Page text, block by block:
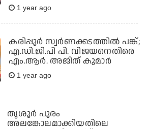
1 year ago
കരിപ്പൂര്‍ സ്വര്‍ണക്കടത്തില്‍ പങ്ക്;
എ.ഡി.ജി.പി പി. വിജയനെതിരെ
എം.ആര്‍. അജിത് കുമാര്‍
1 year ago
തൃശൂര്‍ പൂരം
അലങ്കോലമാക്കിയതിലെ